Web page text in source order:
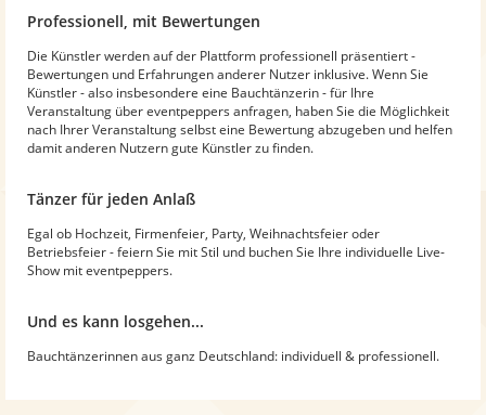
Professionell, mit Bewertungen
Die Künstler werden auf der Plattform professionell präsentiert -
Bewertungen und Erfahrungen anderer Nutzer inklusive. Wenn Sie
Künstler - also insbesondere eine Bauchtänzerin - für Ihre
Veranstaltung über eventpeppers anfragen, haben Sie die Möglichkeit
nach Ihrer Veranstaltung selbst eine Bewertung abzugeben und helfen
damit anderen Nutzern gute Künstler zu finden.
Tänzer für jeden Anlaß
Egal ob Hochzeit, Firmenfeier, Party, Weihnachtsfeier oder
Betriebsfeier - feiern Sie mit Stil und buchen Sie Ihre individuelle Live-
Show mit eventpeppers.
Und es kann losgehen...
Bauchtänzerinnen aus ganz Deutschland: individuell & professionell.